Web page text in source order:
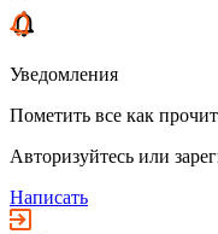
Уведомления
Пометить все как
Авторизуйтесь или
Написать